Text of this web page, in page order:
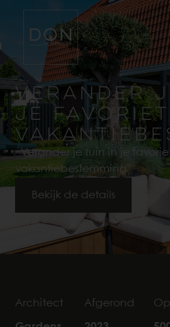
VERANDER
JE
Verander je tuin in je
vakantiebestemming
Bekijk de details
Architect Afgerond